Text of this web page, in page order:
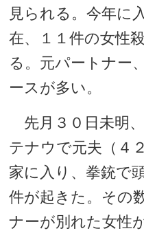
見られる。今年に
在、１１件の女性
る。元パートナー
ースが多い。
先月３０日未明
テナウで元夫（４
家に入り、拳銃で
件が起きた。その
ナーが別れた女性